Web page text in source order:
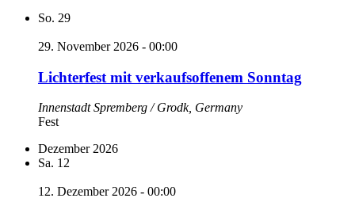
So. 29
29. November 2026 - 00:00
Lichterfest mit verkaufsoffenem Sonntag
InnenstadtSpremberg / Grodk, Germany
Fest
Dezember 2026
Sa. 12
12. Dezember 2026 - 00:00